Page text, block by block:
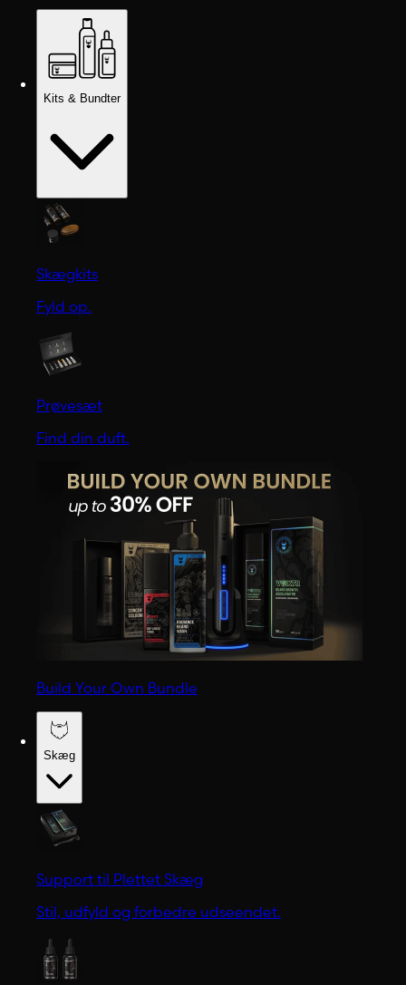
Kits & Bundter
Skægkits
Fyld op.
Prøvesæt
Find din duft.
Build Your Own Bundle
Skæg
Support til Plettet Skæg
Stil, udfyld og forbedre udseendet.